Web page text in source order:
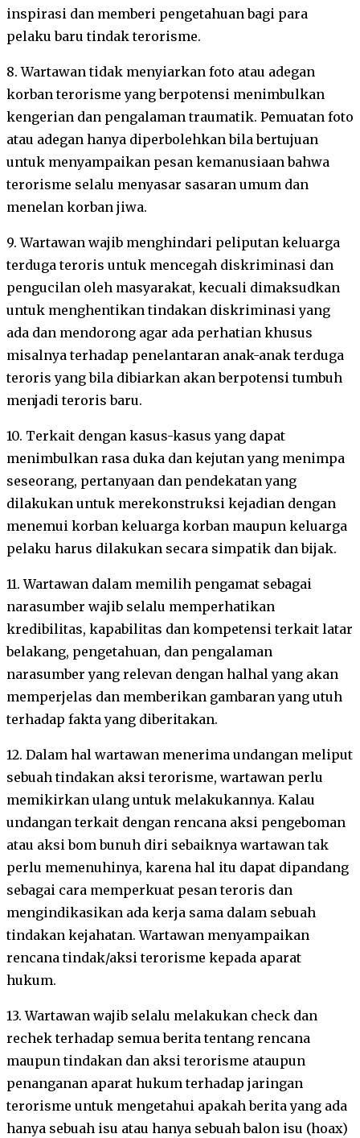
inspirasi dan memberi pengetahuan bagi para
pelaku baru tindak terorisme.
8. Wartawan tidak menyiarkan foto atau adegan
korban terorisme yang berpotensi menimbulkan
kengerian dan pengalaman traumatik. Pemuatan foto
atau adegan hanya diperbolehkan bila bertujuan
untuk menyampaikan pesan kemanusiaan bahwa
terorisme selalu menyasar sasaran umum dan
menelan korban jiwa.
9. Wartawan wajib menghindari peliputan keluarga
terduga teroris untuk mencegah diskriminasi dan
pengucilan oleh masyarakat, kecuali dimaksudkan
untuk menghentikan tindakan diskriminasi yang
ada dan mendorong agar ada perhatian khusus
misalnya terhadap penelantaran anak-anak terduga
teroris yang bila dibiarkan akan berpotensi tumbuh
menjadi teroris baru.
10. Terkait dengan kasus-kasus yang dapat
menimbulkan rasa duka dan kejutan yang menimpa
seseorang, pertanyaan dan pendekatan yang
dilakukan untuk merekonstruksi kejadian dengan
menemui korban keluarga korban maupun keluarga
pelaku harus dilakukan secara simpatik dan bijak.
11. Wartawan dalam memilih pengamat sebagai
narasumber wajib selalu memperhatikan
kredibilitas, kapabilitas dan kompetensi terkait latar
belakang, pengetahuan, dan pengalaman
narasumber yang relevan dengan halhal yang akan
memperjelas dan memberikan gambaran yang utuh
terhadap fakta yang diberitakan.
12. Dalam hal wartawan menerima undangan meliput
sebuah tindakan aksi terorisme, wartawan perlu
memikirkan ulang untuk melakukannya. Kalau
undangan terkait dengan rencana aksi pengeboman
atau aksi bom bunuh diri sebaiknya wartawan tak
perlu memenuhinya, karena hal itu dapat dipandang
sebagai cara memperkuat pesan teroris dan
mengindikasikan ada kerja sama dalam sebuah
tindakan kejahatan. Wartawan menyampaikan
rencana tindak/aksi terorisme kepada aparat
hukum.
13. Wartawan wajib selalu melakukan check dan
rechek terhadap semua berita tentang rencana
maupun tindakan dan aksi terorisme ataupun
penanganan aparat hukum terhadap jaringan
terorisme untuk mengetahui apakah berita yang ada
hanya sebuah isu atau hanya sebuah balon isu (hoax)